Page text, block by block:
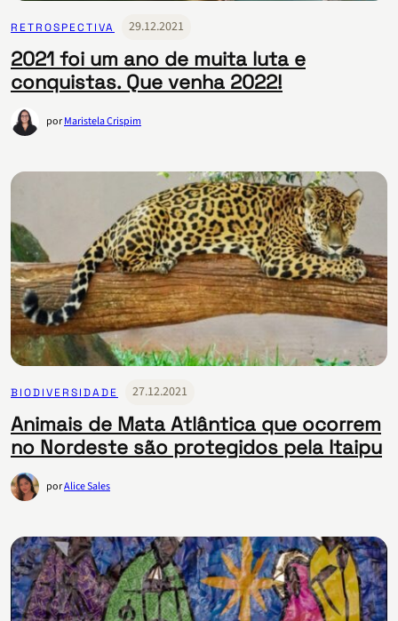
RETROSPECTIVA 29.12.2021
2021 foi um ano de muita luta e
conquistas. Que venha 2022!
porMaristela Crispim
BIODIVERSIDADE 27.12.2021
Animais de Mata Atlântica que ocorrem
no Nordeste são protegidos pela Itaipu
porAlice Sales